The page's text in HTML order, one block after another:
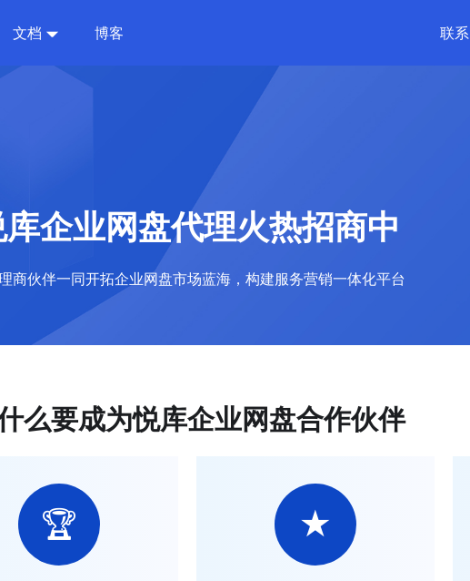
文档 博客 联系
企业网盘代理火热招商中
商伙伴一同开拓企业网盘市场蓝海，构建服务营销一体化平台
么要成为悦库企业网盘合作伙伴
🏆 ★